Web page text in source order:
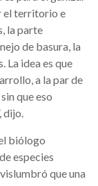
el territorio e
la parte
de basura, la
La idea es que
a la par de
que eso
dijo.
biólogo
especies
que una